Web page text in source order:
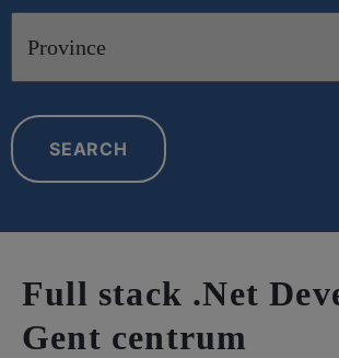
this
type
jobs
to
this
ProvinceSEARCH
Full stack .Net
Gent centrum